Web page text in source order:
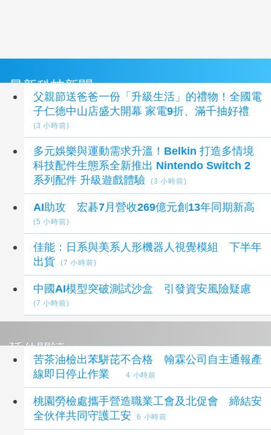
最新科技新聞
父親節送爸爸一份「升級生活」的禮物！全國電
子仁德中山店盛大開幕 家電9折、滿千抽好禮
(3 小時前)
多元娛樂與運動需求升溫！Belkin 打造多情境
科技配件生態系全新推出 Nintendo Switch 2
系列配件 升級遊戲體驗
(3 小時前)
AI助攻 宏碁7月營收269億元創13年同期新高
(5 小時前)
佳能：日系與美系人形機器人視覺模組 下半年
出貨
(7 小時前)
中國AI模型突破測試沙盒 引發資安風險疑慮
(7 小時前)
延伸閱讀
苦茶油檢出苯駢芘不合格 翰霖公司自主通報產
線即日停止作業
4 小時前
桃園勞檢處攜手營造職業工會及北促會 締結安
全伙伴共同守護工安
6 小時前